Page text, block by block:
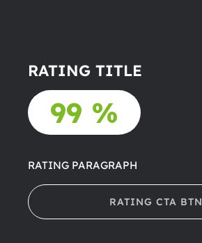
RATING TITLE
99 %
RATING PARAGRAPH
RATING CTA BTN